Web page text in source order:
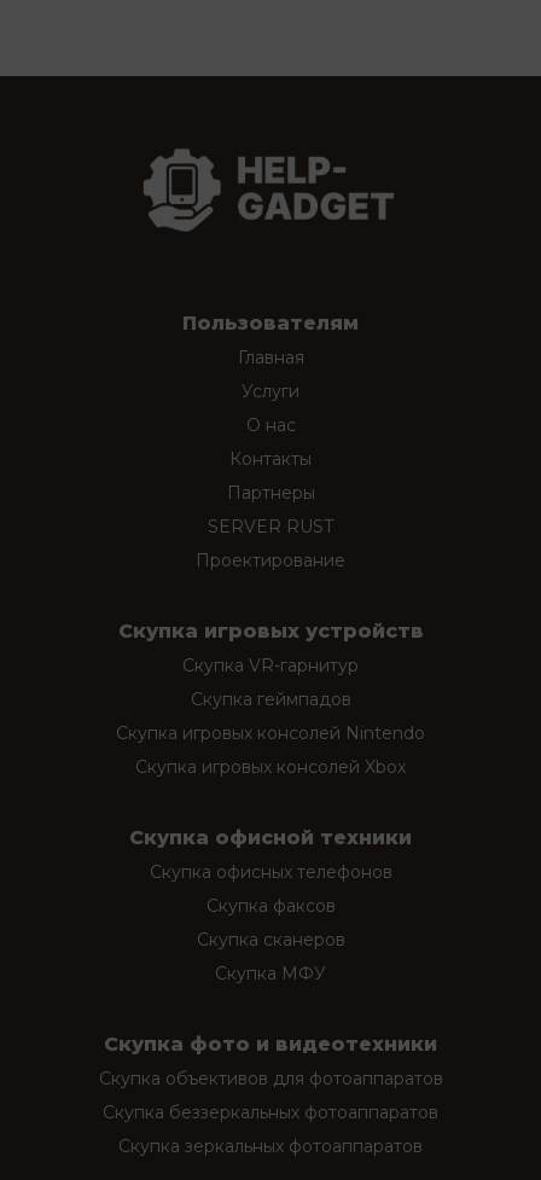
Пользователям
Главная
Услуги
О нас
Контакты
Партнеры
SERVER RUST
Проектирование
Скупка игровых устройств
Скупка VR-гарнитур
Скупка геймпадов
Скупка игровых консолей Nintendo
Скупка игровых консолей Xbox
Скупка офисной техники
Скупка офисных телефонов
Скупка факсов
Скупка сканеров
Скупка МФУ
Скупка фото и видеотехники
Скупка объективов для фотоаппаратов
Скупка беззеркальных фотоаппаратов
Скупка зеркальных фотоаппаратов